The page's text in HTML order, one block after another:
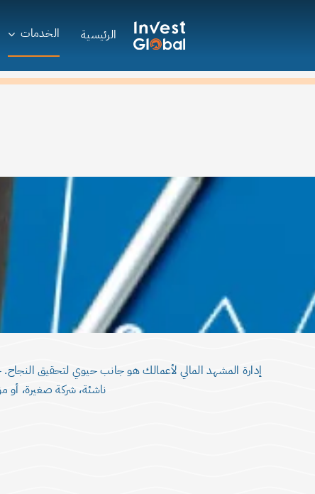
الرئيسية الخدمات
إدارة المشهد المالي لأعمالك هو جانب حيوي لتحقيق
ناشئة، شركة صغيرة،